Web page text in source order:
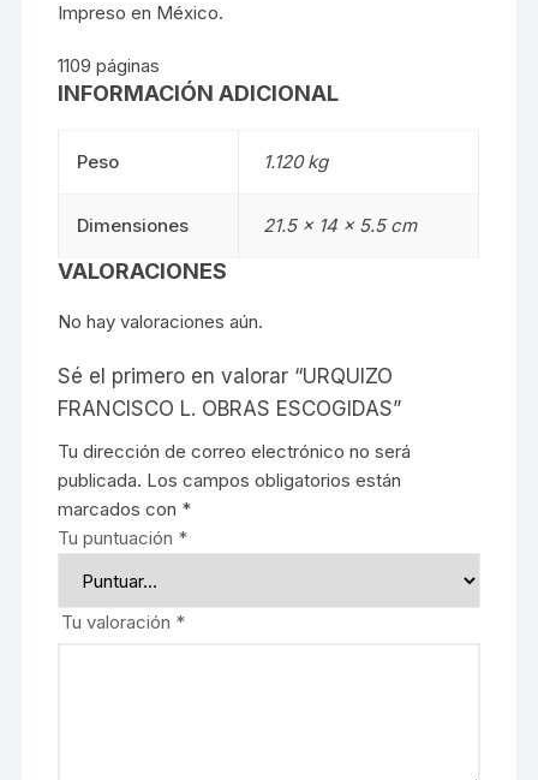
Impreso en México.
1109 páginas
INFORMACIÓN ADICIONAL
Peso 1.120 kg
Dimensiones 21.5 × 14 × 5.5 cm
VALORACIONES
No hay valoraciones aún.
Sé el primero en valorar “URQUIZO
FRANCISCO L. OBRAS ESCOGIDAS”
Tu dirección de correo electrónico no será
publicada. Los campos obligatorios están
marcados con *
Tu puntuación *
Tu valoración *